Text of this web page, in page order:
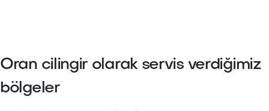
Oran cilingir olarak servis verdiğimiz
bölgeler